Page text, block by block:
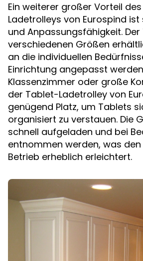
Ein weiterer großer Vorteil
Ladetrolleys von Eurospind ist
und Anpassungsfähigkeit. Der
verschiedenen Größen
an die individuellen
Einrichtung angepasst
Klassenzimmer oder große
der Tablet-Ladetrolley von
genügend Platz, um Tablets
organisiert zu verstauen. Die
schnell aufgeladen und bei
entnommen werden, was
Betrieb erheblich erleichtert.